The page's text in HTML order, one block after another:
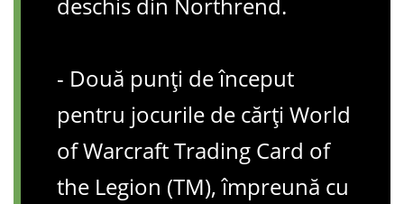
deschis din Northrend.
- Două punți de început
pentru jocurile de cărți World
of Warcraft Trading Card of
the Legion (TM), împreună cu